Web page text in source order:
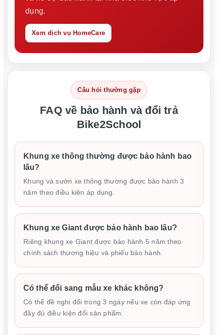
dụng.
Xem dịch vụ HomeCare
Câu hỏi thường gặp
FAQ về bảo hành và đổi trả
Bike2School
Khung xe thông thường được bảo hành bao
lâu?
Khung và sườn xe thông thường được bảo hành 3
năm theo điều kiện áp dụng.
Khung xe Giant được bảo hành bao lâu?
Riêng khung xe Giant được bảo hành 5 năm theo
chính sách thương hiệu và phiếu bảo hành.
Có thể đổi sang mẫu xe khác không?
Có thể đề nghị đổi trong 3 ngày nếu xe còn đáp ứng
đầy đủ điều kiện đổi sản phẩm.